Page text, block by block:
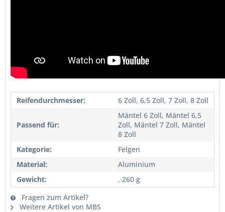
Reifendurchmesser: 6 Zoll, 6,5 Zoll, 7 Zoll, 8 Zoll
Passend für:
Mäntel 6 Zoll, Mäntel 6,5
Zoll, Mäntel 7 Zoll, Mäntel
8 Zoll
Kategorie:
Felgen
Material:
Aluminium
Gewicht:
, 260 g
Fragen zum Artikel?
Weitere Artikel von MBS